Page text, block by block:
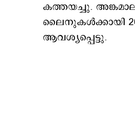
കത്തയച്ചു.
ലൈനുകള്‍ക്കായി
ആവശ്യപ്പെട്ടു.